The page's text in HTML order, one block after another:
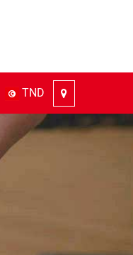
TND